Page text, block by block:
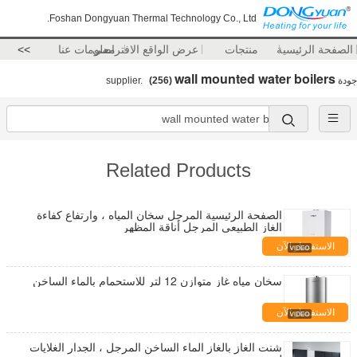
Foshan Dongyuan Thermal Technology Co., Ltd.
الصفحة الرئيسية منتجات عرض الواقع الافتراضيمعلومات عنا >>
جودة wall mounted water boilers
(256)
Related Products
الصفحة الرئيسية المرجل سخان المياه ، وارتفاع كفاءة
الغاز الطبيعي المرجل أناقة المظهر
الاستفسار الآن
سخان مياه غاز متوازن 12 لتر للاستحمام بالماء الساخن
الاستفسار الآن
شنت الغاز بالغاز الماء الساخن المرجل ، الجدار الغلايات